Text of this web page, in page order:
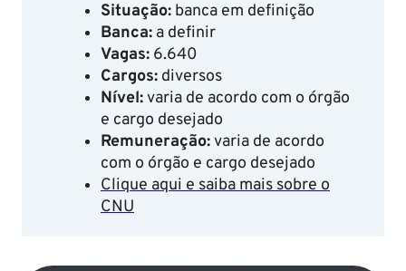
Situação: banca em definição
Banca: a definir
Vagas: 6.640
Cargos: diversos
Nível:varia de acordo com o órgão
e cargo desejado
Remuneração:varia de acordo
com o órgão e cargo desejado
Clique aqui e saiba mais sobre o
CNU